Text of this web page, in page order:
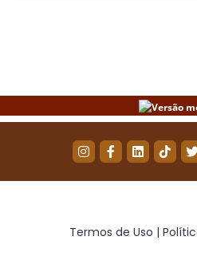
Termos de Uso |